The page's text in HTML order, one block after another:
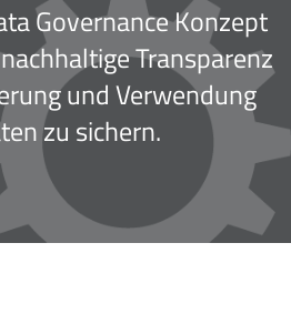
Governance Konzept
Transparenz
und Verwendung
zu sichern.